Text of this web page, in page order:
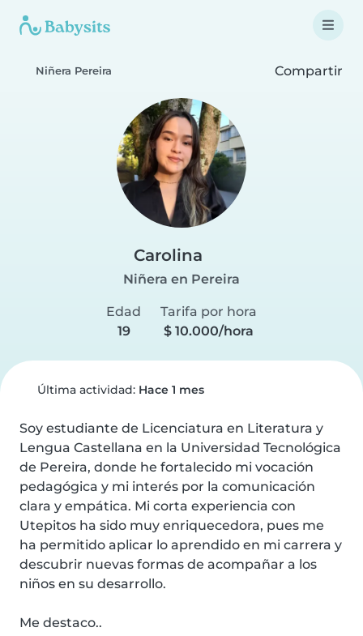
Niñera Pereira Compartir
Carolina
Niñera en Pereira
Edad
19
Tarifa por hora
$ 10.000/hora
Última actividad: Hace 1 mes
Soy estudiante de Licenciatura en Literatura y
Lengua Castellana en la Universidad Tecnológica
de Pereira, donde he fortalecido mi vocación
pedagógica y mi interés por la comunicación
clara y empática. Mi corta experiencia con
Utepitos ha sido muy enriquecedora, pues me
ha permitido aplicar lo aprendido en mi carrera y
descubrir nuevas formas de acompañar a los
niños en su desarrollo.
Me destaco..